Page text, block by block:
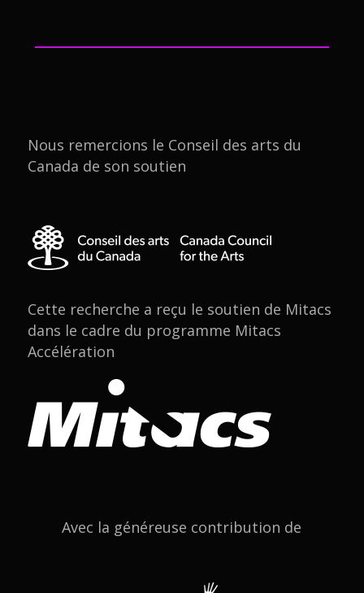
Nous remercions le Conseil des arts du
Canada de son soutien
Cette recherche a reçu le soutien de Mitacs
dans le cadre du programme Mitacs
Accélération
Avec la généreuse contribution de